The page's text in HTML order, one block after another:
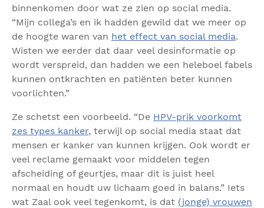
binnenkomen door wat ze zien op social media.
“Mijn collega’s en ik hadden gewild dat we meer op
de hoogte waren van het effect van social media.
Wisten we eerder dat daar veel desinformatie op
wordt verspreid, dan hadden we een heleboel fabels
kunnen ontkrachten en patiënten beter kunnen
voorlichten.”
Ze schetst een voorbeeld. “De HPV-prik voorkomt
zes types kanker, terwijl op social media staat dat
mensen er kanker van kunnen krijgen. Ook wordt er
veel reclame gemaakt voor middelen tegen
afscheiding of geurtjes, maar dit is juist heel
normaal en houdt uw lichaam goed in balans.” Iets
wat Zaal ook veel tegenkomt, is dat (jonge) vrouwen